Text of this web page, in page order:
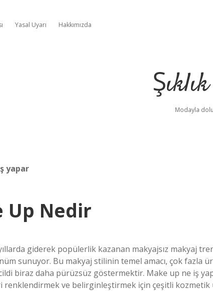
Yasal Uyarı Hakkımızda
Modayla
yapar
Up Nedir
giderek popülerlik kazanan makyajsız makyaj
sunuyor. Bu makyaj stilinin temel amacı, çok fazla
cildi biraz daha pürüzsüz göstermektir. Make up ne iş
renklendirmek ve belirginleştirmek için çeşitli